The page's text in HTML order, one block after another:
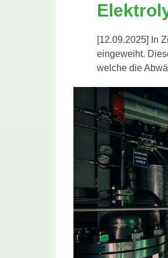
[12.09.2025] In
eingeweiht.
welche die